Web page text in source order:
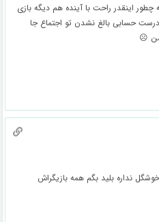
اینقدر راحت با آینده هم دیگه بازی
حسابی بالغ نشدن تو اجتماع جا
☹️
نداره بلید بگم همه بازیگراش